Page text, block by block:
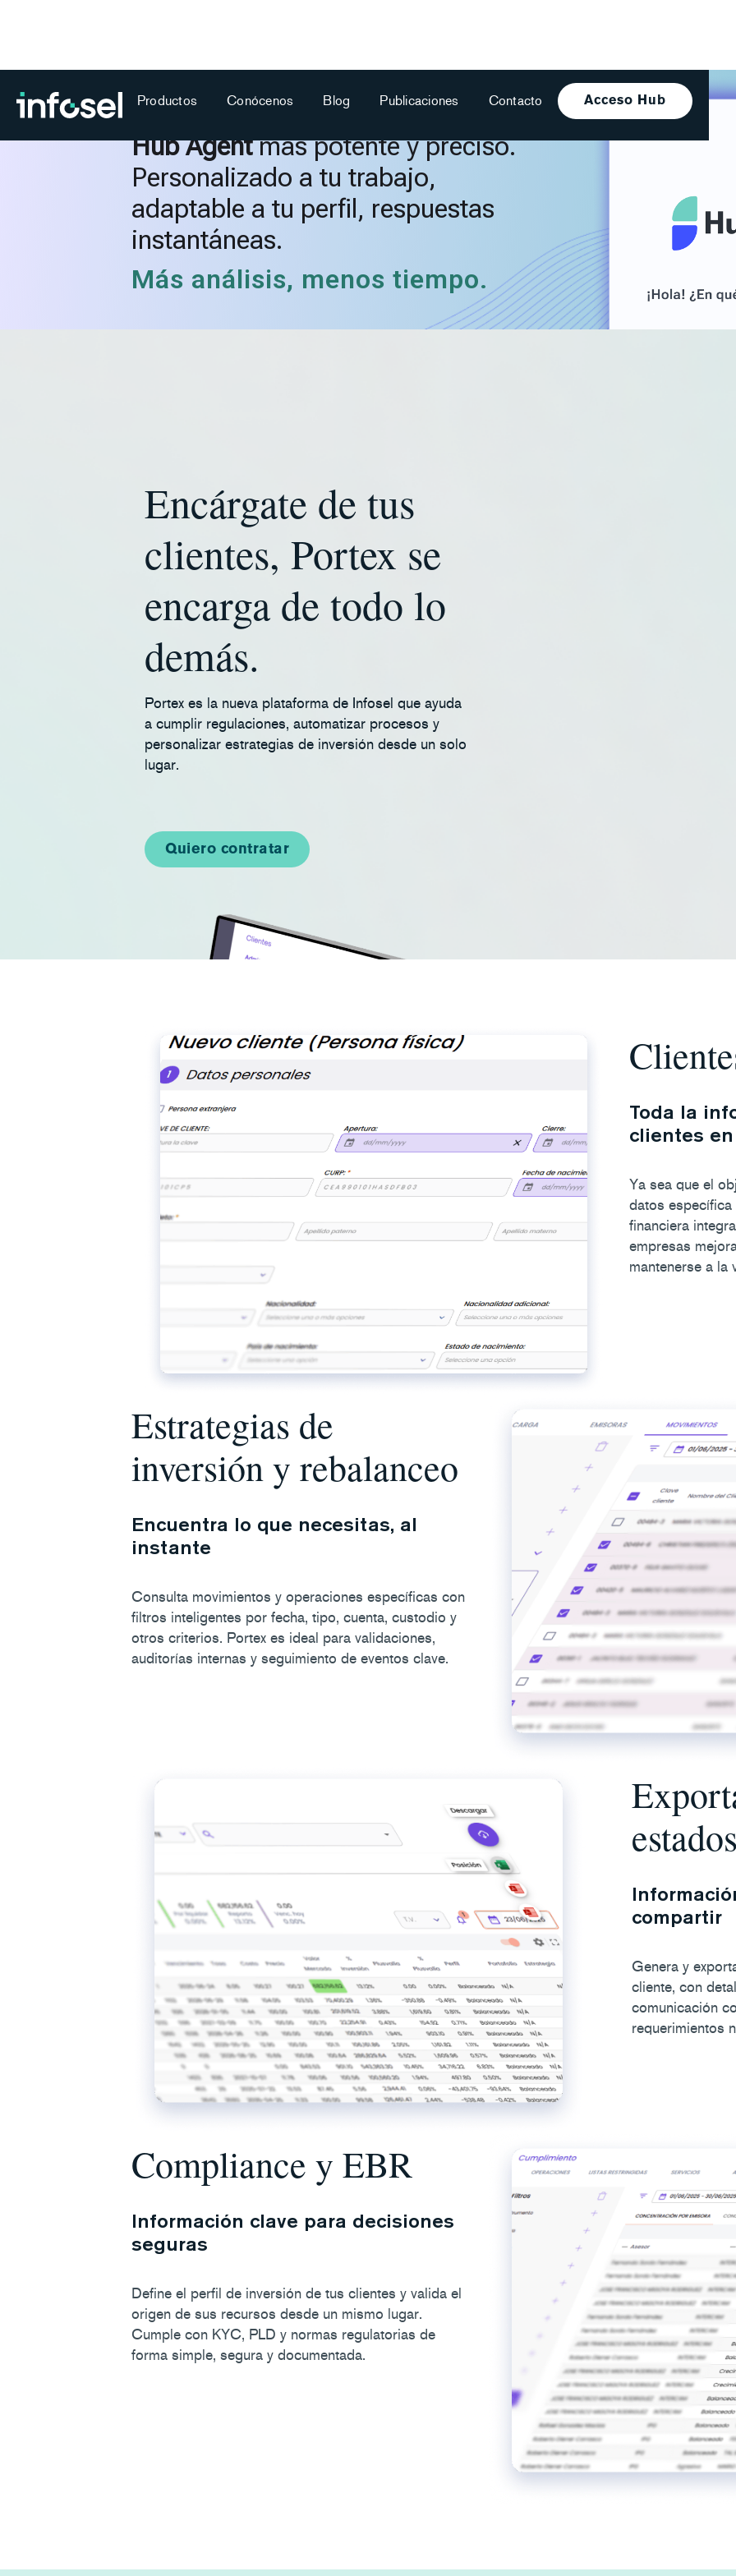
Productos Conócenos Blog Publicaciones Contacto Acceso Hub
Hub Agentmás potente y preciso.
Personalizado a tu trabajo,
adaptable a tu perfil, respuestas
instantáneas.
Más análisis, menos tiempo.
Encárgate de tus
clientes, Portex se
encarga de todo lo
demás.
Portex es la nueva plataforma de Infosel que ayuda
a cumplir regulaciones, automatizar procesos y
personalizar estrategias de inversión desde un solo
lugar.
Quiero contratar
Toda la
clientes
Ya sea que el
datos
financiera
empresas
mantenerse a la
Estrategias de
inversión y rebalanceo
Encuentra lo que necesitas, al
instante
Consulta movimientos y operaciones específicas con
filtros inteligentes por fecha, tipo, cuenta, custodio y
otros criterios. Portex es ideal para validaciones,
auditorías internas y seguimiento de eventos clave.
compartir
Genera y
cliente, con
comunicación
requerimientos
Compliance y EBR
Información clave para decisiones
seguras
Define el perfil de inversión de tus clientes y valida el
origen de sus recursos desde un mismo lugar.
Cumple con KYC, PLD y normas regulatorias de
forma simple, segura y documentada.